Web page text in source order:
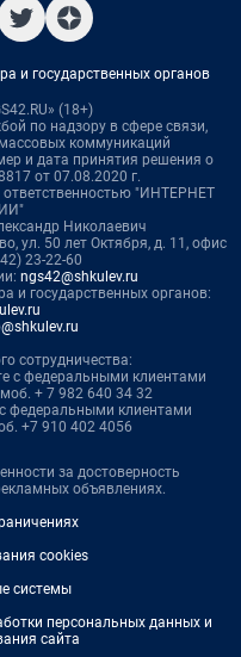
и государственных органов
(18+)
по надзору в сфере связи,
коммуникаций
и дата принятия решения о
от 07.08.2020 г.
ответственностью "ИНТЕРНЕТ
Николаевич
ул. 50 лет Октября, д. 11, офис
23-22-60
ngs42@shkulev.ru
и государственных органов:
сотрудничества:
с федеральными клиентами
+ 7 982 640 34 32
федеральными клиентами
+7 910 402 4056
за достоверность
объявлениях.
cookies
системы
персональных данных и
сайта